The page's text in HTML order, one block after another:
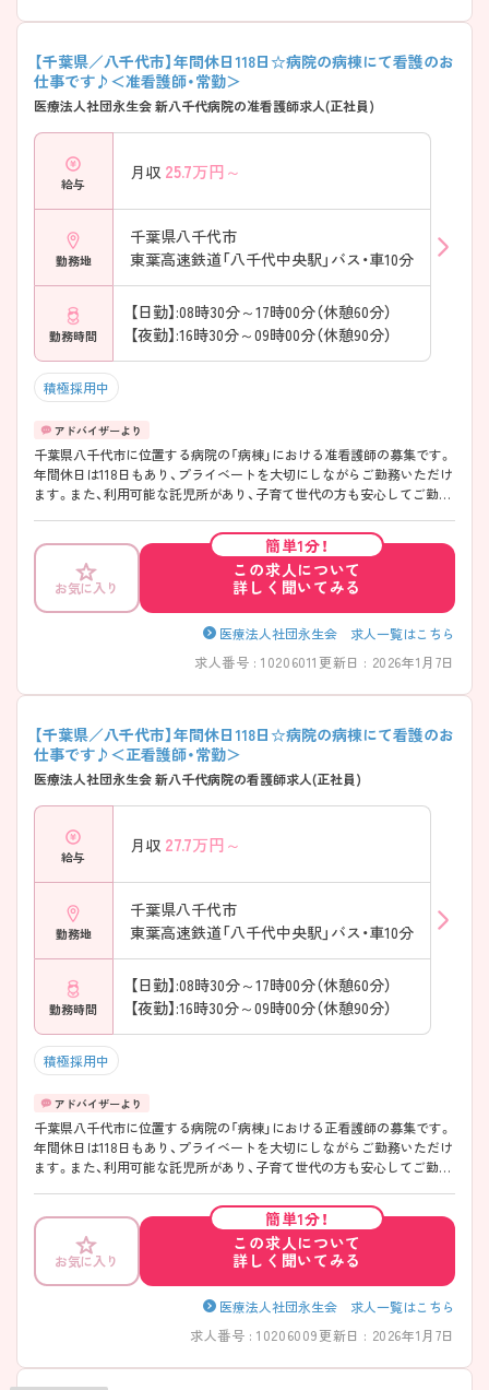
【千葉県／八千代市】年間休日118日☆病院の病棟にて看護のお
仕事です♪＜准看護師・常勤＞
医療法人社団永生会 新八千代病院の准看護師求人(正社員)
給与
月収 25.7万円～
勤務地
千葉県八千代市
東葉高速鉄道「八千代中央駅」バス・車10分
勤務時間
【日勤】:08時30分～17時00分（休憩60分）
【夜勤】:16時30分～09時00分（休憩90分）
積極採用中
千葉県八千代市に位置する病院の「病棟」における准看護師の募集です。
年間休日は118日もあり、プライベートを大切にしながらご勤務いただけ
ます。また、利用可能な託児所があり、子育て世代の方も安心してご勤務
をご案内しますのでお気軽にご相談ください！
お気に入り
簡単1分！
この求人について
詳しく聞いてみる
医療法人社団永生会 求人一覧はこちら
求人番号 : 10206011 更新日 : 2026年1月7日
【千葉県／八千代市】年間休日118日☆病院の病棟にて看護のお
仕事です♪＜正看護師・常勤＞
医療法人社団永生会 新八千代病院の看護師求人(正社員)
給与
月収 27.7万円～
勤務地
千葉県八千代市
東葉高速鉄道「八千代中央駅」バス・車10分
勤務時間
【日勤】:08時30分～17時00分（休憩60分）
【夜勤】:16時30分～09時00分（休憩90分）
積極採用中
千葉県八千代市に位置する病院の「病棟」における正看護師の募集です。
年間休日は118日もあり、プライベートを大切にしながらご勤務いただけ
ます。また、利用可能な託児所があり、子育て世代の方も安心してご勤務
をご案内しますのでお気軽にご相談ください！
お気に入り
簡単1分！
この求人について
詳しく聞いてみる
医療法人社団永生会 求人一覧はこちら
求人番号 : 10206009更新日 : 2026年1月7日